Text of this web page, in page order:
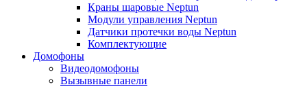
Краны шаровые Neptun
Модули управления Neptun
Датчики протечки воды Neptun
Комплектующие
Домофоны
Видеодомофоны
Вызывные панели